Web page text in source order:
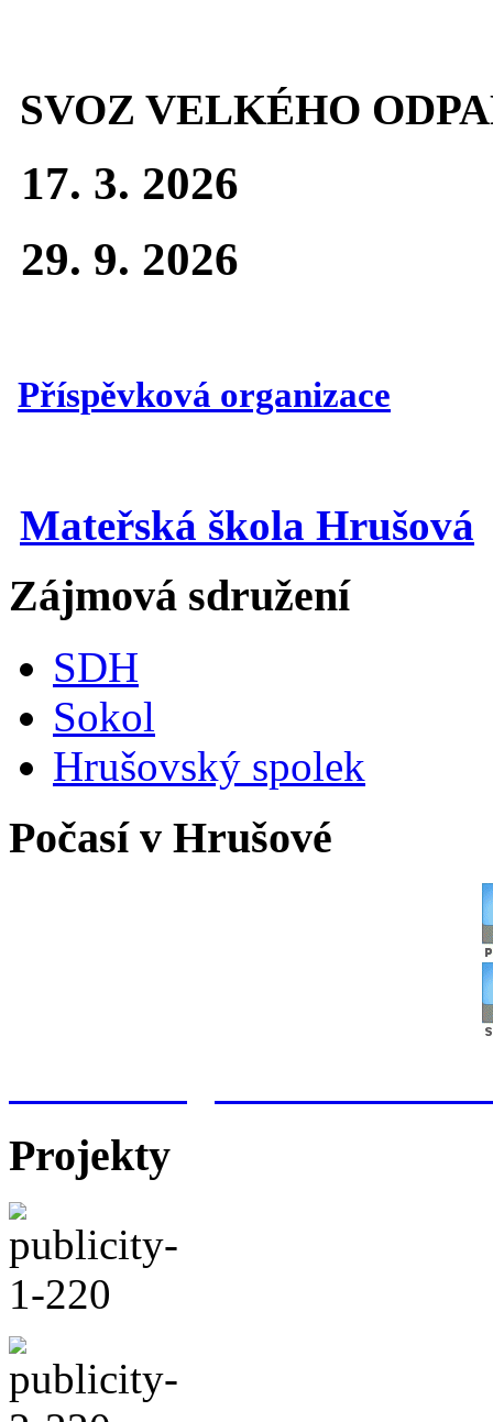
SVOZ VELKÉHO
17. 3. 2026
29. 9. 2026
Příspěvková organizace
Mateřská škola Hrušová
Zájmová sdružení
SDH
Sokol
Hrušovský spolek
Počasí v Hrušové
Projekty